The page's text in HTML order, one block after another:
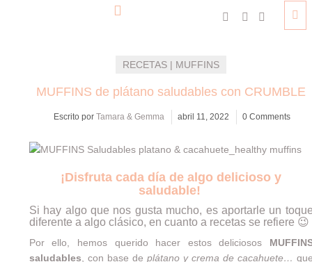
RECETAS | MUFFINS
MUFFINS de plátano saludables con CRUMBLE
Escrito por Tamara & Gemma abril 11, 2022 0 Comments
¡Disfruta cada día de algo delicioso y
saludable!
Si hay algo que nos gusta mucho, es aportarle un
diferente a algo clásico, en cuanto a recetas se refiere 😉
Por ello, hemos querido hacer estos deliciosos
saludables , con base de plátano y crema de cacahuete…